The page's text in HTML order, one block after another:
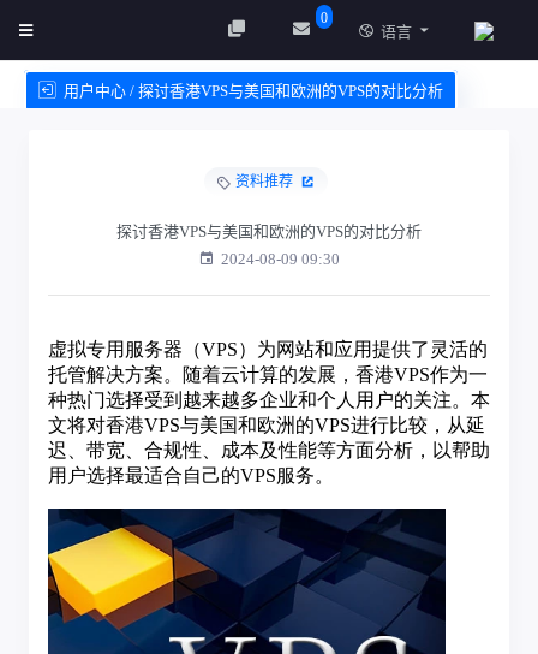
0
语言
用户中心 / 探讨香港VPS与美国和欧洲的VPS的对比分析
资料推荐
探讨香港VPS与美国和欧洲的VPS的对比分析
2024-08-09 09:30